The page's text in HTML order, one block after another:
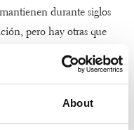
About
durante siglos
pero hay otras que
y mejor aún si es a un